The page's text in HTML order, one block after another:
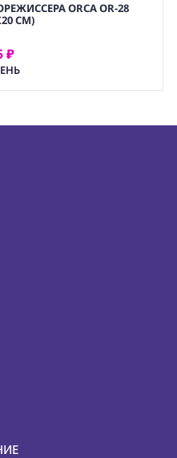
И ЭКИПИРОВКА
ORCA OR-28
CМ)
₽